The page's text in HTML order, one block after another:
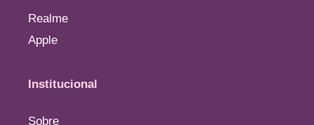
Realme
Apple
Institucional
Sobre